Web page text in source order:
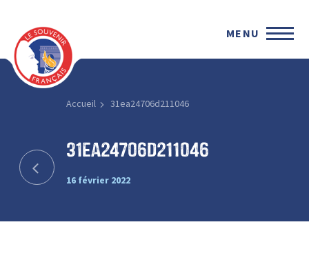
MENU
Accueil 31ea24706d211046
31ea24706d211046
16 février 2022